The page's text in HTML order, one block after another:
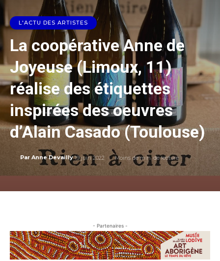
L'ACTU DES ARTISTES
La coopérative Anne de
Joyeuse (Limoux, 11)
réalise des étiquettes
inspirées des oeuvres
d’Alain Casado (Toulouse)
Par Anne Devailly 19 juin 2022 Moins demin. de lecture
- Partenaires -